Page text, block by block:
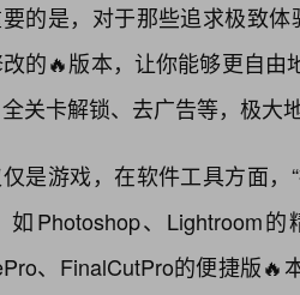
的是，对于那些追求极致
的🔥版本，让你能够更自
关卡解锁、去广告等，极大
是游戏，在软件工具方面
如Photoshop、Lightroom
、FinalCutPro的便捷版